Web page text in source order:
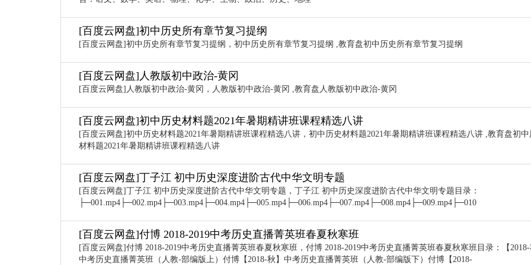
[百度云网盘]初中历史所有章节复习提纲
[百度云网盘]初中历史所有章节复习提纲，初中历史所有章节复习提纲 ,教育盘初中历史所有章节复习提纲
[百度云网盘]人教版初中政治-黄冈
[百度云网盘]人教版初中政治-黄冈，人教版初中政治-黄冈 ,教育盘人教版初中政治-黄冈
[百度云网盘]初中历史材料题2021年暑期精讲班课程精选八讲
[百度云网盘]初中历史材料题2021年暑期精讲班课程精选八讲，初中历史材料题2021年暑期精讲班课程精选八讲 ,教育盘初中
材料题2021年暑期精讲班课程精选八讲
[百度云网盘]丁子江 初中历史深度进阶古代中华文明专题
[百度云网盘]丁子江 初中历史深度进阶古代中华文明专题，丁子江 初中历史深度进阶古代中华文明专题目录：
├─001.mp4├─002.mp4├─003.mp4├─004.mp4├─005.mp4├─006.mp4├─007.mp4├─008.mp4├─009.mp4├─010
[百度云网盘]付博 2018-2019中考历史直播菁英班春夏秋寒班
[百度云网盘]付博 2018-2019中考历史直播菁英班春夏秋寒班，付博 2018-2019中考历史直播菁英班春夏秋寒班目录：【2018-
中考历史直播菁英班（人教-部编版上）付博【2018-秋】中考历史直播菁英班（人教-部编版下）付博【2018-